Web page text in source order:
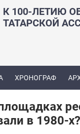
К 100-ЛЕТИЮ
ТАТАРСКОЙ
ХРОНОГРАФ
в 1980-х?